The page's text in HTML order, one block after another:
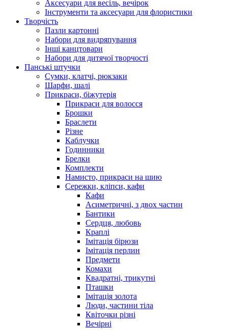
Аксесуари для весіль, вечірок
Інструменти та аксесуари для флористики
Творчість
Пазли картонні
Набори для видряпування
Інші канцтовари
Набори для дитячої творчості
Панські штучки
Сумки, клатчі, рюкзаки
Шарфи, шалі
Прикраси, біжутерія
Прикраси для волосся
Брошки
Браслети
Різне
Каблучки
Годинники
Брелки
Комплекти
Намисто, прикраси на шию
Сережки, кліпси, кафи
Кафи
Асиметричні, з двох частин
Бантики
Сердця, любовь
Краплі
Імітація бірюзи
Імітація перлин
Предмети
Комахи
Квадратні, трикутні
Пташки
Імітація золота
Люди, частини тіла
Квіточки різні
Вечірні